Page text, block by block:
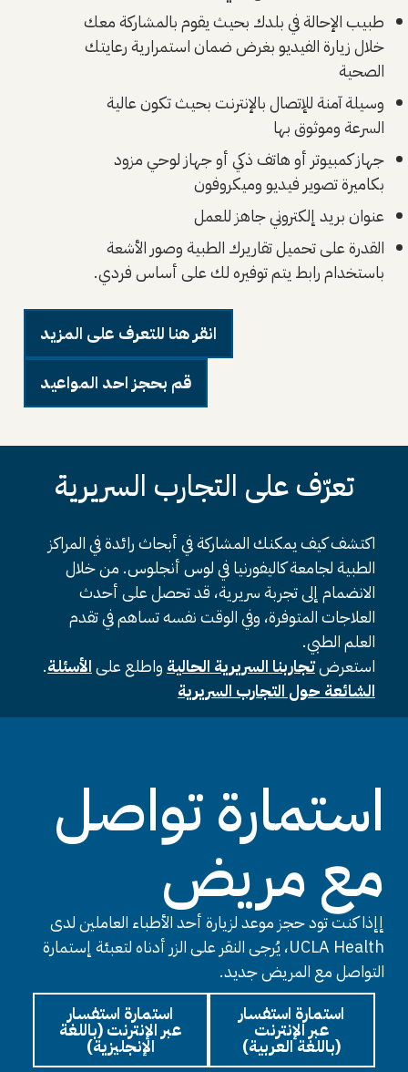
طبيب الإحالة في بلدك بحيث يقوم بالمشاركة معك
خلال زيارة الفيديو بغرض ضمان استمرارية رعايتك
الصحية
وسيلة آمنة للإتصال بالإنترنت بحيث تكون عالية
السرعة وموثوق بها
جهاز كمبيوتر أو هاتف ذكي أو جهاز لوحي مزود
بكاميرة تصوير فيديو وميكروفون
عنوان بريد إلكتروني جاهز للعمل
القدرة على تحميل تقاريرك الطبية وصور الأشعة
باستخدام رابط يتم توفيره لك على أساس فردي.
انقر هنا للتعرف على المزيد
قم بحجز احد المواعيد
تعرّف على التجارب السريرية
اكتشف كيف يمكنك المشاركة في أبحاث رائدة في المراكز
الطبية لجامعة كاليفورنيا في لوس أنجلوس. من خلال
الانضمام إلى تجربة سريرية، قد تحصل على أحدث
العلاجات المتوفرة، وفي الوقت نفسه تساهم في تقدم
العلم الطبي.
.
استعرضتجاربنا السريرية الحالية واطلع علىالأسئلة
الشائعة حول التجارب السريرية
استمارة تواصل
مع مريض
إإذا كنت تود حجز موعد لزيارة أحد الأطباء العاملين لدى
UCLA Health، يُرجى النقر على الزر أدناه لتعبئة إستمارة
التواصل مع المريض جديد.
استمارة استفسار
عبر الإنترنت (باللغة
الإنجليزية)
استمارة استفسار
عبر الإنترنت
(باللغة العربية)